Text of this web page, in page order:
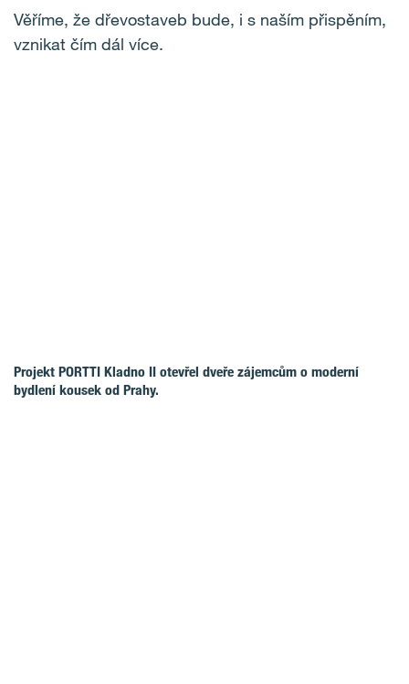
Věříme, že dřevostaveb bude, i s naším přispěním,
vznikat čím dál více.
Projekt PORTTI Kladno II otevřel dveře zájemcům o moderní
bydlení kousek od Prahy.